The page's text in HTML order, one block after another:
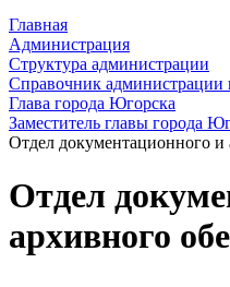
Главная
Администрация
Структура администрации
Справочник администрации
Глава города Югорска
Заместитель главы города
Отдел документационного и
Отдел
архивного